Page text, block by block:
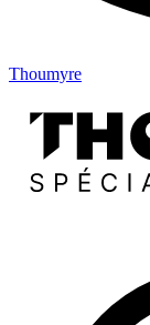
Thoumyre